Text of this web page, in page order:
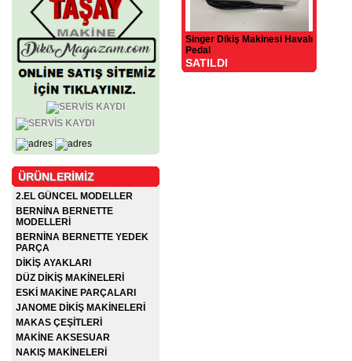
ÜRÜNLERİMİZ
2.EL GÜNCEL MODELLER
BERNİNA BERNETTE
MODELLERİ
BERNİNA BERNETTE YEDEK
PARÇA
DİKİŞ AYAKLARI
DÜZ DİKİŞ MAKİNELERİ
ESKİ MAKİNE PARÇALARI
JANOME DİKİŞ MAKİNELERİ
MAKAS ÇEŞİTLERİ
MAKİNE AKSESUAR
NAKIŞ MAKİNELERİ
Singer Dikiş Makinesi Havalı
Pedal
SATILDI